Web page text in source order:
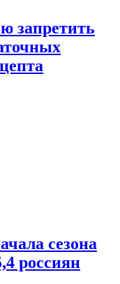
запретить
сезона
россиян